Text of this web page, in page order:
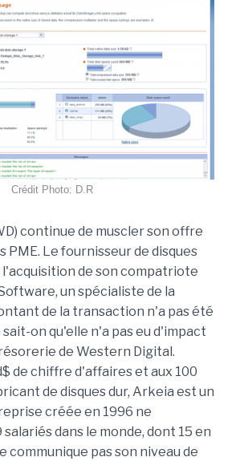
Crédit Photo: D.R
continue de muscler son offre
PME. Le fournisseur de disques
de son compatriote
un spécialiste de la
de la transaction n'a pas été
on qu'elle n'a pas eu d'impact
de Western Digital.
de chiffre d'affaires et aux 100
de disques dur, Arkeia est un
créée en 1996 ne
dans le monde, dont 15 en
communique pas son niveau de